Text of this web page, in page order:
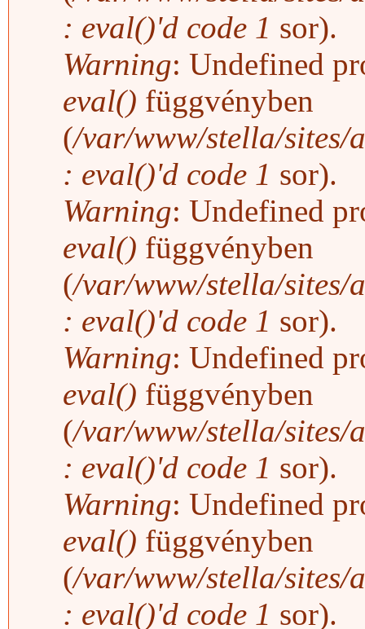
: eval()'d code 1 sor).
Warning: Undefined
eval() függvényben
(/var/www/stella/sites/
: eval()'d code 1 sor).
Warning: Undefined
eval() függvényben
(/var/www/stella/sites/
: eval()'d code 1 sor).
Warning: Undefined
eval() függvényben
(/var/www/stella/sites/
: eval()'d code 1 sor).
Warning: Undefined
eval() függvényben
(/var/www/stella/sites/
: eval()'d code 1 sor).